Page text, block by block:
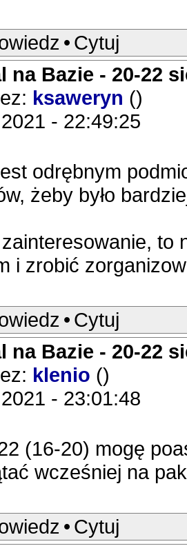
• Cytuj
na Bazie - 20-22
ksaweryn ()
- 22:49:25
odrębnym
żeby było
to
i zrobić
• Cytuj
na Bazie - 20-22
klenio ()
- 23:01:48
(16-20) mogę
wcześniej na
• Cytuj